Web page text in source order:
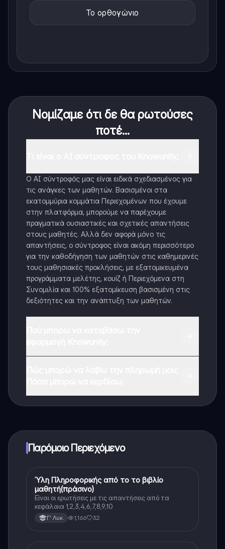
Το ορθογώνιο
Νομίζαμε ότι δε θα ρωτούσες
ποτέ...
Ο AI σύντροφός μας είναι ειδικά σχεδιασμένος για
τις ανάγκες των μαθητών. Βασισμένοι στα
εκατομμύρια κομμάτια Περιεχομένων που έχουμε
στην πλατφόρμα, μπορούμε να παρέχουμε
πραγματικά ουσιαστικές και σχετικές απαντήσεις
στους μαθητές. Αλλά δεν αφορά μόνο τις
απαντήσεις, ο σύντροφος είναι ακόμη περισσότερο
για την καθοδήγηση των μαθητών στις καθημερινές
τους μαθησιακές προκλήσεις, με εξατομικευμένα
προγράμματα μελέτης, κουίζ ή Περιεχόμενα στη
Συνομιλία και 100% εξατομίκευση βασισμένη στις
δεξιότητες και την ανάπτυξη των μαθητών.
Παρόμοιο Περιεχόμενο
Πληροφορική (Οικ.)
Ύλη Πληροφορικής από το το βιβλίο
μαθητή(πράσινο)
Είναι οι ερωτήσεις με τις απαντήσεις από τα
κεφάλαια 1,2,3,4,6,7,8,9,10
Γ' Λυκ. 1,166 32